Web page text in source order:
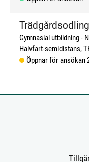
Gymnasial utbildning
Halvfart-semidistans
Öppnar för ansökan